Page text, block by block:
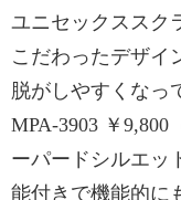
ユニセックススク
こだわったデザイ
脱がしやすくなっ
MPA-3903 ￥
ーパードシルエッ
能付きで機能的に